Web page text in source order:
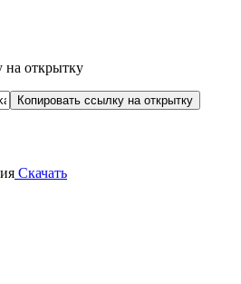
на открытку
Копировать ссылку на открытку
Скачать